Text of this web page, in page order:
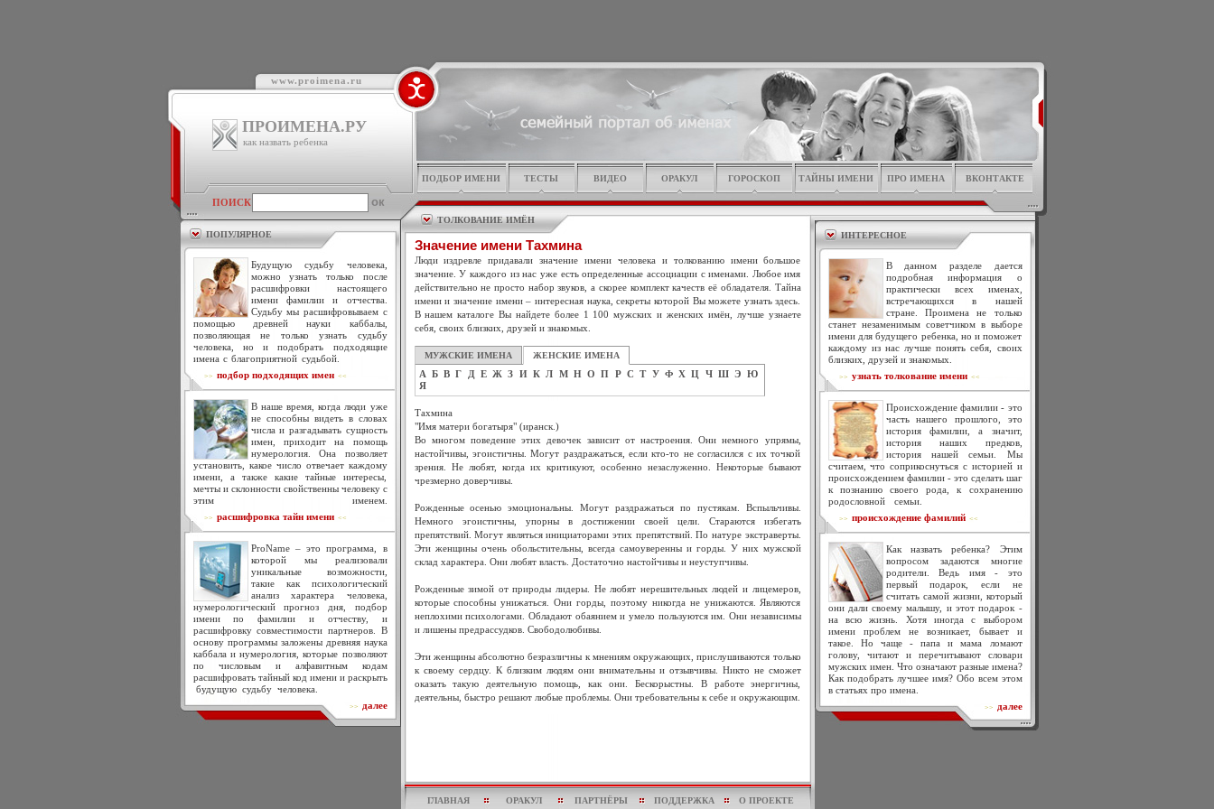
www.proimena.ru
ПРОИМЕНА.РУ
как назвать ребенка
ПОИСК
ПОПУЛЯРНОЕ
Будущую судьбу человека,
можно узнать только после
расшифровки настоящего
имени фамилии и отчества.
Судьбу мы расшифровываем с
помощью древней науки каббалы,
позволяющая не только узнать судьбу
человека, но и подобрать подходящие
имена с благоприятной судьбой.
>> подбор подходящих имен<<
В наше время, когда люди уже
не способны видеть в словах
числа и разгадывать сущность
имен, приходит на помощь
нумерология. Она позволяет
установить, какое число отвечает каждому
имени, а также какие тайные интересы,
мечты и склонности свойственны человеку с
этим именем.
>> расшифровка тайн имени<<
ProName – это программа, в
которой мы реализовали
уникальные возможности,
такие как психологический
анализ характера человека,
нумерологический прогноз дня, подбор
имени по фамилии и отчеству, и
расшифровку совместимости партнеров. В
основу программы заложены древняя наука
каббала и нумерология, которые позволяют
по числовым и алфавитным кодам
расшифровать тайный код имени и раскрыть
будущую судьбу человека.
>> далее
ПОДБОР ИМЕНИ ТЕСТЫ ВИДЕО ОРАКУЛ ГОРОСКОП ТАЙНЫ ИМЕНИ ПРО ИМЕНА ВКОНТАКТЕ
ТОЛКОВАНИЕ ИМЁН
Значение имени Тахмина
Люди издревле придавали значение имени человека и толкованию имени большое
значение. У каждого из нас уже есть определенные ассоциации с именами. Любое имя
действительно не просто набор звуков, а скорее комплект качеств её обладателя. Тайна
имени и значение имени – интересная наука, секреты которой Вы можете узнать здесь.
В нашем каталоге Вы найдете более 1 100 мужских и женских имён, лучше узнаете
себя, своих близких, друзей и знакомых.
МУЖСКИЕ ИМЕНА ЖЕНСКИЕ ИМЕНА
А Б В Г Д Е Ж З И К Л М Н О П Р С Т У Ф Х Ц Ч Ш Э Ю
Я
Тахмина
"Имя матери богатыря" (иранск.)
Во многом поведение этих девочек зависит от настроения. Они немного упрямы,
настойчивы, эгоистичны. Могут раздражаться, если кто-то не согласился с их точкой
зрения. Не любят, когда их критикуют, особенно незаслуженно. Некоторые бывают
чрезмерно доверчивы.
Рожденные осенью эмоциональны. Могут раздражаться по пустякам. Вспыльчивы.
Немного эгоистичны, упорны в достижении своей цели. Стараются избегать
препятствий. Могут являться инициаторами этих препятствий. По натуре экстраверты.
Эти женщины очень обольстительны, всегда самоуверенны и горды. У них мужской
склад характера. Они любят власть. Достаточно настойчивы и неуступчивы.
Рожденные зимой от природы лидеры. Не любят нерешительных людей и лицемеров,
которые способны унижаться. Они горды, поэтому никогда не унижаются. Являются
неплохими психологами. Обладают обаянием и умело пользуются им. Они независимы
и лишены предрассудков. Свободолюбивы.
Эти женщины абсолютно безразличны к мнениям окружающих, прислушиваются только
к своему сердцу. К близким людям они внимательны и отзывчивы. Никто не сможет
оказать такую деятельную помощь, как они. Бескорыстны. В работе энергичны,
деятельны, быстро решают любые проблемы. Они требовательны к себе и окружающим.
ГЛАВНАЯ ОРАКУЛ ПАРТНЁРЫ ПОДДЕРЖКА О ПРОЕКТЕ
ИНТЕРЕСНОЕ
В данном разделе дается
подробная информация о
практически всех именах,
встречающихся в нашей
стране. Проимена не только
станет незаменимым советчиком в выборе
имени для будущего ребенка, но и поможет
каждому из нас лучше понять себя, своих
близких, друзей и знакомых.
>> узнать толкование имени<<
Происхождение фамилии - это
часть нашего прошлого, это
история фамилии, а значит,
история наших предков,
история нашей семьи. Мы
считаем, что соприкоснуться с историей и
происхождением фамилии - это сделать шаг
к познанию своего рода, к сохранению
родословной семьи.
>> происхождение фамилий<<
Как назвать ребенка? Этим
вопросом задаются многие
родители. Ведь имя - это
первый подарок, если не
считать самой жизни, который
они дали своему малышу, и этот подарок -
на всю жизнь. Хотя иногда с выбором
имени проблем не возникает, бывает и
такое. Но чаще - папа и мама ломают
голову, читают и перечитывают словари
мужских имен. Что означают разные имена?
Как подобрать лучшее имя? Обо всем этом
в статьях про имена.
>> далее